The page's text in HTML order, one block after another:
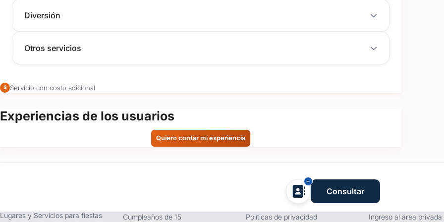
Diversión
Otros servicios
$ Servicio con costo adicional
Experiencias de los usuarios
Quiero contar mi experiencia
Consultar
Lugares y Servicios para fiestas
Cumpleaños de 15
Empresa
Términos y condiciones
Políticas de privacidad
Registro de proveedores
Ingreso al área privada